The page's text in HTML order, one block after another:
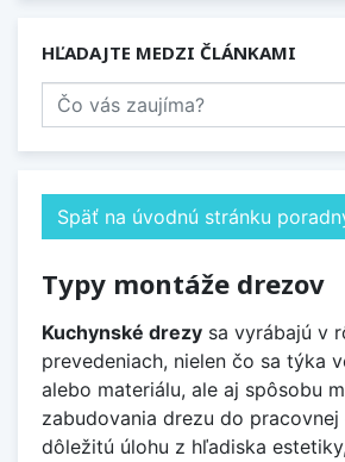
HĽADAJTE MEDZI ČLÁNKAMI
Späť na úvodnú stránku
Typy montáže drezov
Kuchynské drezy sa vyrábajú v
prevedeniach, nielen čo sa týka
alebo materiálu, ale aj spôsobu
zabudovania drezu do pracovnej
dôležitú úlohu z hľadiska